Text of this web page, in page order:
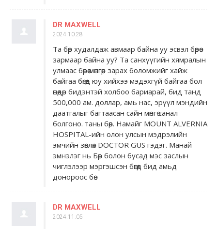
DR MAXWELL
2024.10.28
Та бөөр худалдаж авмаар байна уу эсвэл бөөрөө
зармаар байна уу? Та санхүүгийн хямралын
улмаас бөөрөө мөнгөөр ​​зарах боломжийг хайж
байгаа бөгөөд юу хийхээ мэдэхгүй байгаа бол
өнөөдөр бидэнтэй холбоо бариарай, бид танд
500,000 ам. доллар, амь нас, эрүүл мэндийн
даатгалыг багтаасан сайн мөнгө санал
болгоно. таны бөөр. Намайг MOUNT ALVERNIA
HOSPITAL-ийн олон улсын мэдрэлийн
эмчийн зөвлөх DOCTOR GUS гэдэг. Манай
эмнэлэг нь Бөөр болон бусад мэс заслын
чиглэлээр мэргэшсэн бөгөөд бид амьд
донороос бөө
DR MAXWELL
2024.11.05